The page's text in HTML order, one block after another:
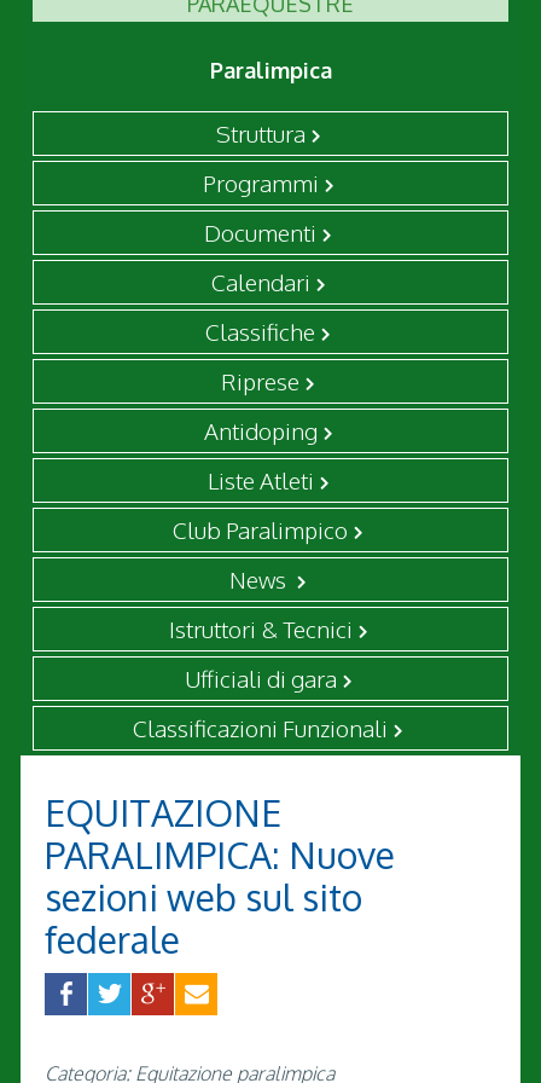
Paralimpica
Struttura
Programmi
Documenti
Calendari
Classifiche
Riprese
Antidoping
Liste Atleti
Club Paralimpico
News
Istruttori & Tecnici
Ufficiali di gara
Classificazioni Funzionali
EQUITAZIONE
PARALIMPICA: Nuove
sezioni web sul sito
federale
Categoria: Equitazione paralimpica